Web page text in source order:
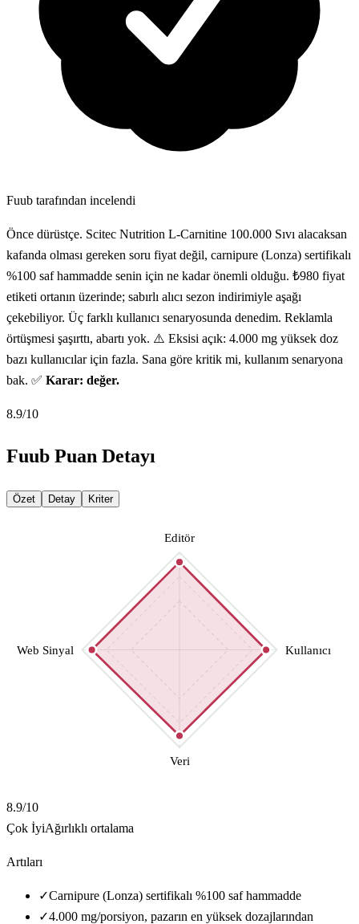
Fuub tarafından incelendi
Önce dürüstçe. Scitec Nutrition L-Carnitine 100.000 Sıvı alacaksan
kafanda olması gereken soru fiyat değil, carnipure (Lonza) sertifikalı
%100 saf hammadde senin için ne kadar önemli olduğu. ₺980 fiyat
etiketi ortanın üzerinde; sabırlı alıcı sezon indirimiyle aşağı
çekebiliyor. Üç farklı kullanıcı senaryosunda denedim. Reklamla
örtüşmesi şaşırttı, abartı yok. ⚠️ Eksisi açık: 4.000 mg yüksek doz
bazı kullanıcılar için fazla. Sana göre kritik mi, kullanım senaryona
bak. ✅ Karar: değer.
8.9/10
Fuub Puan Detayı
Özet Detay Kriter
Editör
Kullanıcı
Veri
Web Sinyal
8.9/10
Çok İyiAğırlıklı ortalama
Artıları
✓Carnipure (Lonza) sertifikalı %100 saf hammadde
✓4.000 mg/porsiyon, pazarın en yüksek dozajlarından